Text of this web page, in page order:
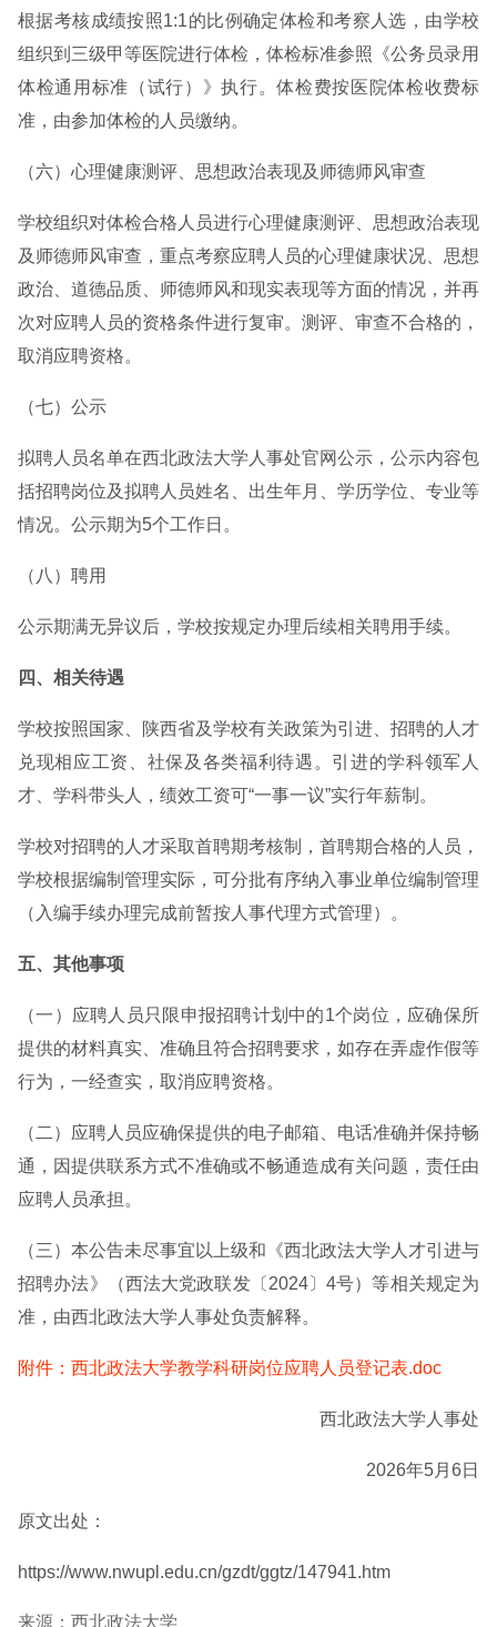
根据考核成绩按照1:1的比例确定体检和考察人选，由学校
组织到三级甲等医院进行体检，体检标准参照《公务员录用
体检通用标准（试行）》执行。体检费按医院体检收费标
准，由参加体检的人员缴纳。
（六）心理健康测评、思想政治表现及师德师风审查
学校组织对体检合格人员进行心理健康测评、思想政治表现
及师德师风审查，重点考察应聘人员的心理健康状况、思想
政治、道德品质、师德师风和现实表现等方面的情况，并再
次对应聘人员的资格条件进行复审。测评、审查不合格的，
取消应聘资格。
（七）公示
拟聘人员名单在西北政法大学人事处官网公示，公示内容包
括招聘岗位及拟聘人员姓名、出生年月、学历学位、专业等
情况。公示期为5个工作日。
（八）聘用
公示期满无异议后，学校按规定办理后续相关聘用手续。
四、相关待遇
学校按照国家、陕西省及学校有关政策为引进、招聘的人才
兑现相应工资、社保及各类福利待遇。引进的学科领军人
才、学科带头人，绩效工资可“一事一议”实行年薪制。
学校对招聘的人才采取首聘期考核制，首聘期合格的人员，
学校根据编制管理实际，可分批有序纳入事业单位编制管理
（入编手续办理完成前暂按人事代理方式管理）。
五、其他事项
（一）应聘人员只限申报招聘计划中的1个岗位，应确保所
提供的材料真实、准确且符合招聘要求，如存在弄虚作假等
行为，一经查实，取消应聘资格。
（二）应聘人员应确保提供的电子邮箱、电话准确并保持畅
通，因提供联系方式不准确或不畅通造成有关问题，责任由
应聘人员承担。
（三）本公告未尽事宜以上级和《西北政法大学人才引进与
招聘办法》（西法大党政联发〔2024〕4号）等相关规定为
准，由西北政法大学人事处负责解释。
附件：西北政法大学教学科研岗位应聘人员登记表.doc
西北政法大学人事处
2026年5月6日
原文出处：
https://www.nwupl.edu.cn/gzdt/ggtz/147941.htm
来源：西北政法大学